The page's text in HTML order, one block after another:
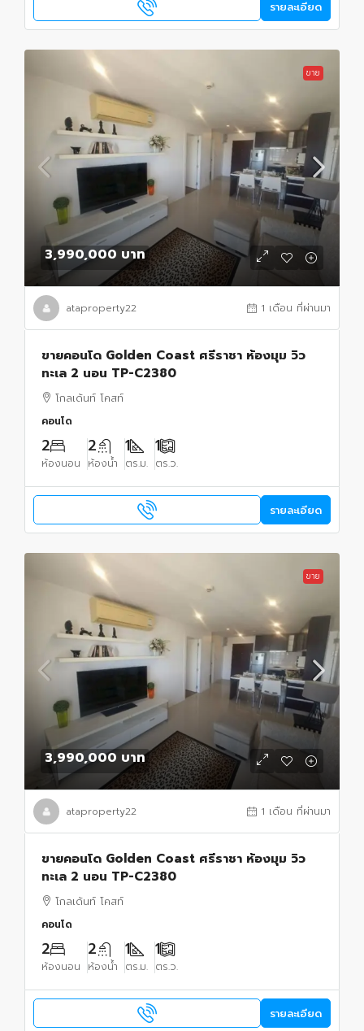
รายละเอียด
ขาย
3,990,000 บาท
ataproperty22 1 เดือน ที่ผ่านมา
ขายคอนโด Golden Coast ศรีราชา ห้องมุม วิว
ทะเล 2 นอน TP-C2380
โกลเด้นท์ โคสท์
คอนโด
2
ห้องนอน
2
ห้องน้ำ
1
ตร.ม.
1
ตร.ว.
รายละเอียด
ขาย
3,990,000 บาท
ataproperty22 1 เดือน ที่ผ่านมา
ขายคอนโด Golden Coast ศรีราชา ห้องมุม วิว
ทะเล 2 นอน TP-C2380
โกลเด้นท์ โคสท์
คอนโด
2
ห้องนอน
2
ห้องน้ำ
1
ตร.ม.
1
ตร.ว.
รายละเอียด